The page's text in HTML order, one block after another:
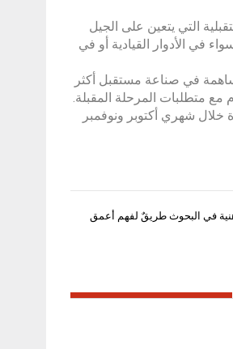
التي يتعين على الجيل
في الأدوار القيادية أو في
في صناعة مستقبل أكثر
مع متطلبات المرحلة المقبلة.
خلال شهري أكتوبر ونوفمبر
في البحوث طريقٌ لفهم أعمق